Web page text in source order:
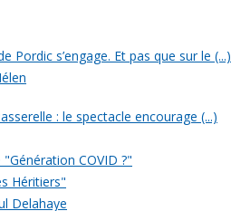
Pordic s’engage. Et pas que sur le (...)
: le spectacle encourage (...)
COVID ?"
Héritiers"
Delahaye